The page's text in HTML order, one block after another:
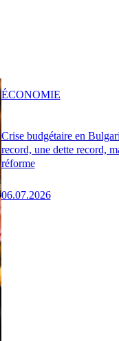
Crise budgétaire en
record, une dette record,
réforme
06.07.2026
ÉCONOMIE